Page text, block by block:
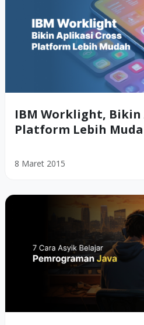
IBM Worklight, Bikin
Platform Lebih
8 Maret 2015